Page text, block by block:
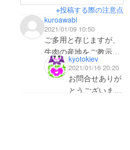
※投稿する際の注意点
kuroawabi
2021/01/09 10:50
ご多用と存じますが、
牛肉の産地をご教示い
ただきたく、よろしく
お願い申しげます。
kyotokiev
2021/01/16 20:20
お問合せありが
とうございま